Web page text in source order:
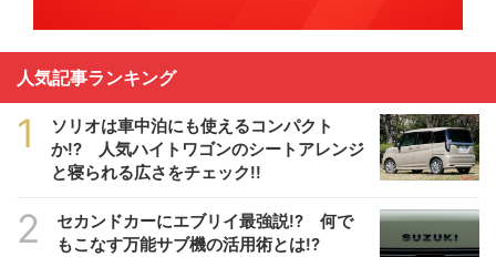
人気記事ランキング
1
ソリオは車中泊にも使えるコンパクト
か!? 人気ハイトワゴンのシートアレンジ
と寝られる広さをチェック!!
2
セカンドカーにエブリイ最強説!? 何で
もこなす万能サブ機の活用術とは!?